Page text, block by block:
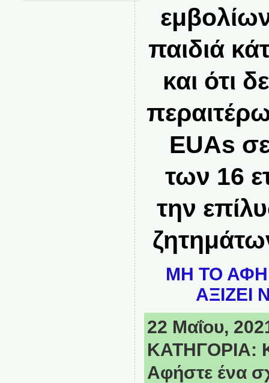
παιδιά
και ότι
EUAs
των 16
την
ΜΗ ΤΟ
ΑΞΙΖΕΙ
22 Μαΐου,
ΚΑΤΗΓΟΡΙΑ:
Αφήστε ένα